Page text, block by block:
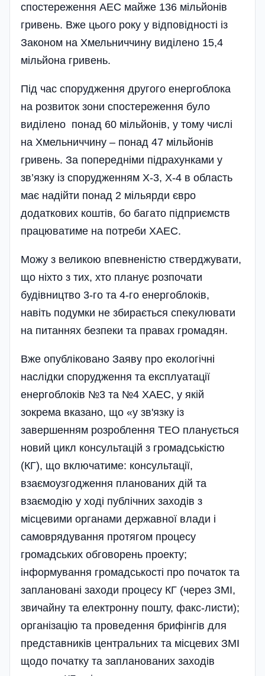
спостереження АЕС майже 136 мільйонів
гривень. Вже цього року у відповідності із
Законом на Хмельниччину виділено 15,4
мільйона гривень.
Під час спорудження другого енергоблока
на розвиток зони спостереження було
виділено понад 60 мільйонів, у тому числі
на Хмельниччину – понад 47 мільйонів
гривень. За попередні­ми підрахунками у
зв’язку із спорудженням Х-3, Х-4 в область
має надійти понад 2 мільярди євро
додаткових коштів, бо багато підприємств
працюватиме на потреби ХАЕС.
Можу з великою впевненістю стверджувати,
що ніхто з тих, хто планує розпочати
будівництво 3-го та 4-го енергоблоків,
навіть подумки не збирається спекулювати
на питаннях безпеки та правах громадян.
Вже опубліковано Заяву про екологічні
наслідки спорудження та експлуатації
енергоблоків №3 та №4 ХАЕС, у якій
зокрема вказано, що «у зв'язку із
завершенням розроблення ТЕО планується
новий цикл консультацій з громадськістю
(КГ), що включатиме: консультації,
взаємоузгодження планованих дій та
взаємодію у ході публічних заходів з
місцевими органами державної влади і
самоврядування протягом процесу
громадських обговорень проекту;
інформування громадськості про початок та
заплановані заходи процесу КГ (через ЗМІ,
звичайну та електронну пошту, факс-листи);
організацію та проведення брифінгів для
представників центральних та місцевих ЗМІ
щодо початку та запланованих заходів